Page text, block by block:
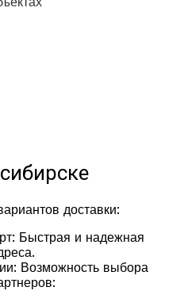
доставки:
Быстрая и надежная
Возможность выбора